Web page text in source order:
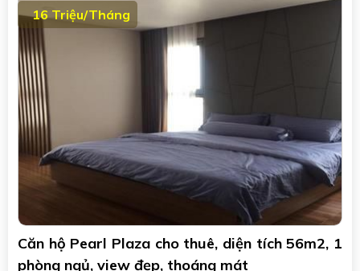
16 Triệu/Tháng
Căn hộ Pearl Plaza cho thuê, diện tích 56m2, 1
phòng ngủ, view đẹp, thoáng mát